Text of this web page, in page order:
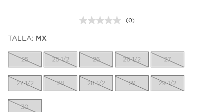
Sin
la
misma
(0)
TALLA: MX
25 25 1/2 26 26 1/2 27
27 1/2 28 28 1/2 29 29 1/2
30